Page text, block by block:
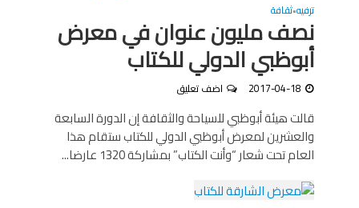
ترفيه•ثقافة
نصف مليون عنوان في معرض
أبوظبي الدولي للكتاب
2017-04-18 اضف تعليق
قالت هيئة أبوظبي للسياحة والثقافة إن الدورة السابعة
والعشرين لمعرض أبوظبي الدولي للكتاب ستقام هذا
العام تحت شعار “وأنت الكتاب” بمشاركة 1320 عارضا...